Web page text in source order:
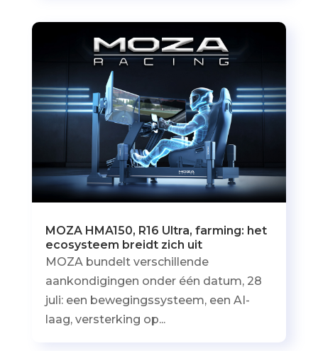
MOZA HMA150, R16 Ultra, farming: het
ecosysteem breidt zich uit
MOZA bundelt verschillende
aankondigingen onder één datum, 28
juli: een bewegingssysteem, een AI-
laag, versterking op...